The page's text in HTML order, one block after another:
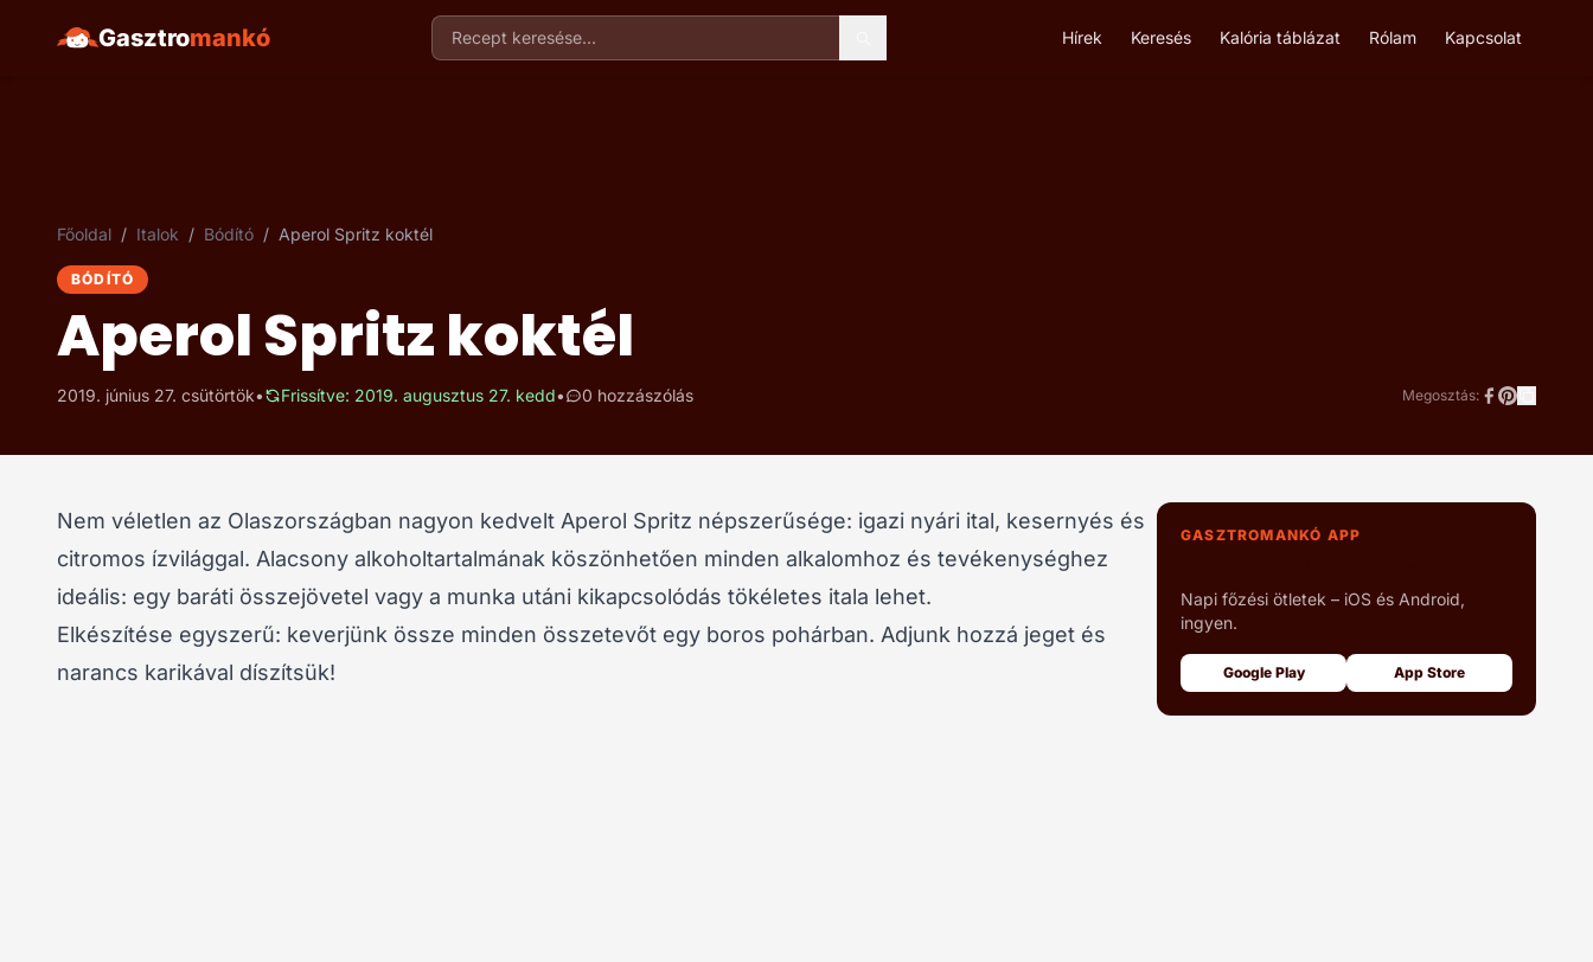
Gasztromankó Recept keresése
Hírek Keresés Kalória táblázat Rólam Kapcsolat
Főoldal / Italok / Bódító / Aperol Spritz koktél
BÓDÍTÓ
Aperol Spritz koktél
2019. június 27. csütörtök• Frissítve: 2019. augusztus 27. kedd• 0 hozzászólás Megosztás:
Nem véletlen az Olaszországban nagyon kedvelt Aperol Spritz népszerűsége: igazi nyári ital, kesernyés és
citromos ízvilággal. Alacsony alkoholtartalmának köszönhetően minden alkalomhoz és tevékenységhez
ideális: egy baráti összejövetel vagy a munka utáni kikapcsolódás tökéletes itala lehet.
Elkészítése egyszerű: keverjünk össze minden összetevőt egy boros pohárban. Adjunk hozzá jeget és
narancs karikával díszítsük!
GASZTROMANKÓ APP
Napi főzési ötletek – iOS és Android,
ingyen.
Google Play App Store